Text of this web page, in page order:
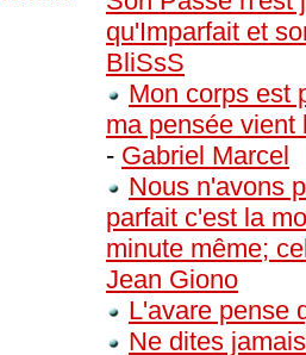
qu'Imparfait et
BliSsS
Mon corps est
ma pensée vient
- Gabriel Marcel
Nous n'avons
parfait c'est la
minute même;
Jean Giono
L'avare pense
Ne dites